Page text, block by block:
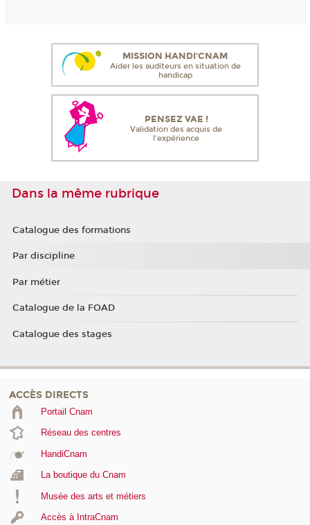
MISSION HANDI'CNAM
Aider les auditeurs en situation de
handicap
PENSEZ VAE !
Validation des acquis de
l'expérience
Dans la même rubrique
Catalogue des formations
Par discipline
Par métier
Catalogue de la FOAD
Catalogue des stages
ACCÈS DIRECTS
Portail Cnam
Réseau des centres
HandiCnam
La boutique du Cnam
Musée des arts et métiers
Accès à IntraCnam